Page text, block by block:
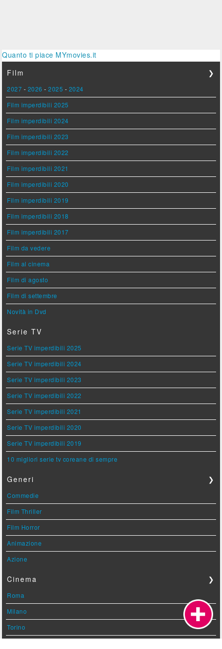
Quanto ti piace MYmovies.it
Film
❯
2027 - 2026 -2025 - 2024
Film imperdibili 2025
Film imperdibili 2024
Film imperdibili 2023
Film imperdibili 2022
Film imperdibili 2021
Film imperdibili 2020
Film imperdibili 2019
Film imperdibili 2018
Film imperdibili 2017
Film da vedere
Film al cinema
Film di agosto
Film di settembre
Novità in Dvd
Serie TV
Serie TV imperdibili 2025
Serie TV imperdibili 2024
Serie TV imperdibili 2023
Serie TV imperdibili 2022
Serie TV imperdibili 2021
Serie TV imperdibili 2020
Serie TV imperdibili 2019
10 migliori serie tv coreane di sempre
Generi ❯
Commedie
Film Thriller
Film Horror
Animazione
Azione
Cinema ❯
Roma
Milano
Torino